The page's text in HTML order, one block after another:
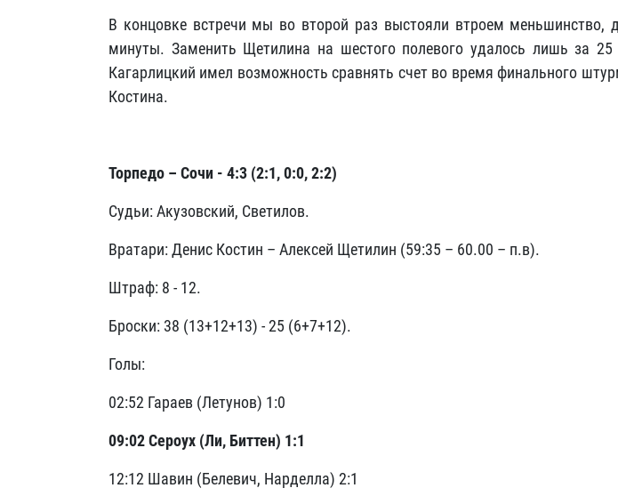
В концовке встречи мы во второй раз выстояли втроем меньшинство,
минуты. Заменить Щетилина на шестого полевого удалось лишь за
Кагарлицкий имел возможность сравнять счет во время финального
Костина.
Торпедо – Сочи - 4:3 (2:1, 0:0, 2:2)
Судьи: Акузовский, Светилов.
Вратари: Денис Костин – Алексей Щетилин (59:35 – 60.00 – п.в).
Штраф: 8 - 12.
Броски: 38 (13+12+13) - 25 (6+7+12).
Голы:
02:52 Гараев (Летунов) 1:0
09:02 Сероух (Ли, Биттен) 1:1
12:12 Шавин (Белевич, Нарделла) 2:1